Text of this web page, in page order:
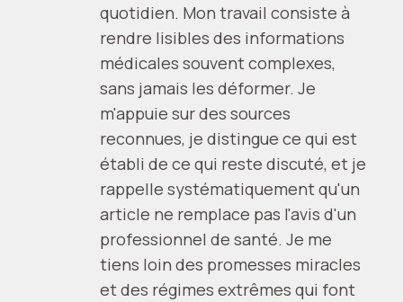
quotidien. Mon travail consiste à
rendre lisibles des informations
médicales souvent complexes,
sans jamais les déformer. Je
m'appuie sur des sources
reconnues, je distingue ce qui est
établi de ce qui reste discuté, et je
rappelle systématiquement qu'un
article ne remplace pas l'avis d'un
professionnel de santé. Je me
tiens loin des promesses miracles
et des régimes extrêmes qui font